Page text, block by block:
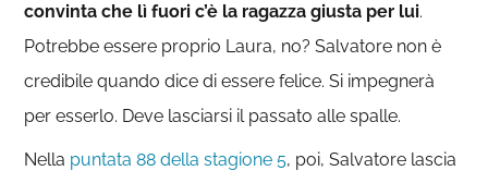
convinta che lì fuori c’è la ragazza giusta per lui.
Potrebbe essere proprio Laura, no? Salvatore non è
credibile quando dice di essere felice. Si impegnerà
per esserlo. Deve lasciarsi il passato alle spalle.
Nella puntata 88 della stagione 5, poi, Salvatore lascia